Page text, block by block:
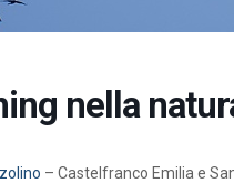
nella
– Castelfranco Emilia e